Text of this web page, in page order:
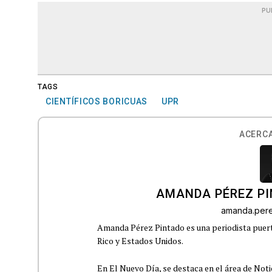
TAGS
CIENTÍFICOS BORICUAS UPR
AMANDA PÉREZ
Amanda Pérez Pintado es una periodista
Rico y Estados Unidos.
En El Nuevo Día, se destaca en el área de